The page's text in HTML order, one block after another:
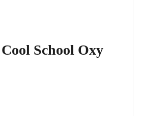
School Oxy